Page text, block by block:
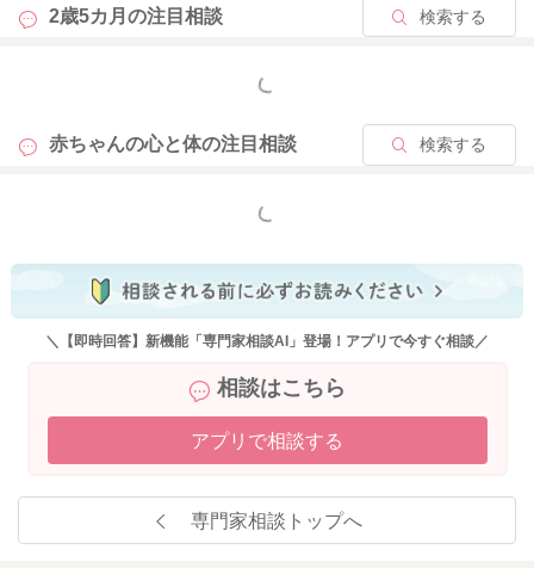
2歳5カ月の注目相談 検索する
もっと見る
赤ちゃんの心と体の注目相談 検索する
もっと見る
＼【即時回答】新機能「専門家相談AI」登場！アプリで今すぐ相談／
相談はこちら
アプリで相談する
専門家相談トップへ